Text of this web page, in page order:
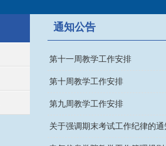
通知公告
第十一周教学工作安排
第十周教学工作安排
第九周教学工作安排
关于强调期末考试工作纪律的通